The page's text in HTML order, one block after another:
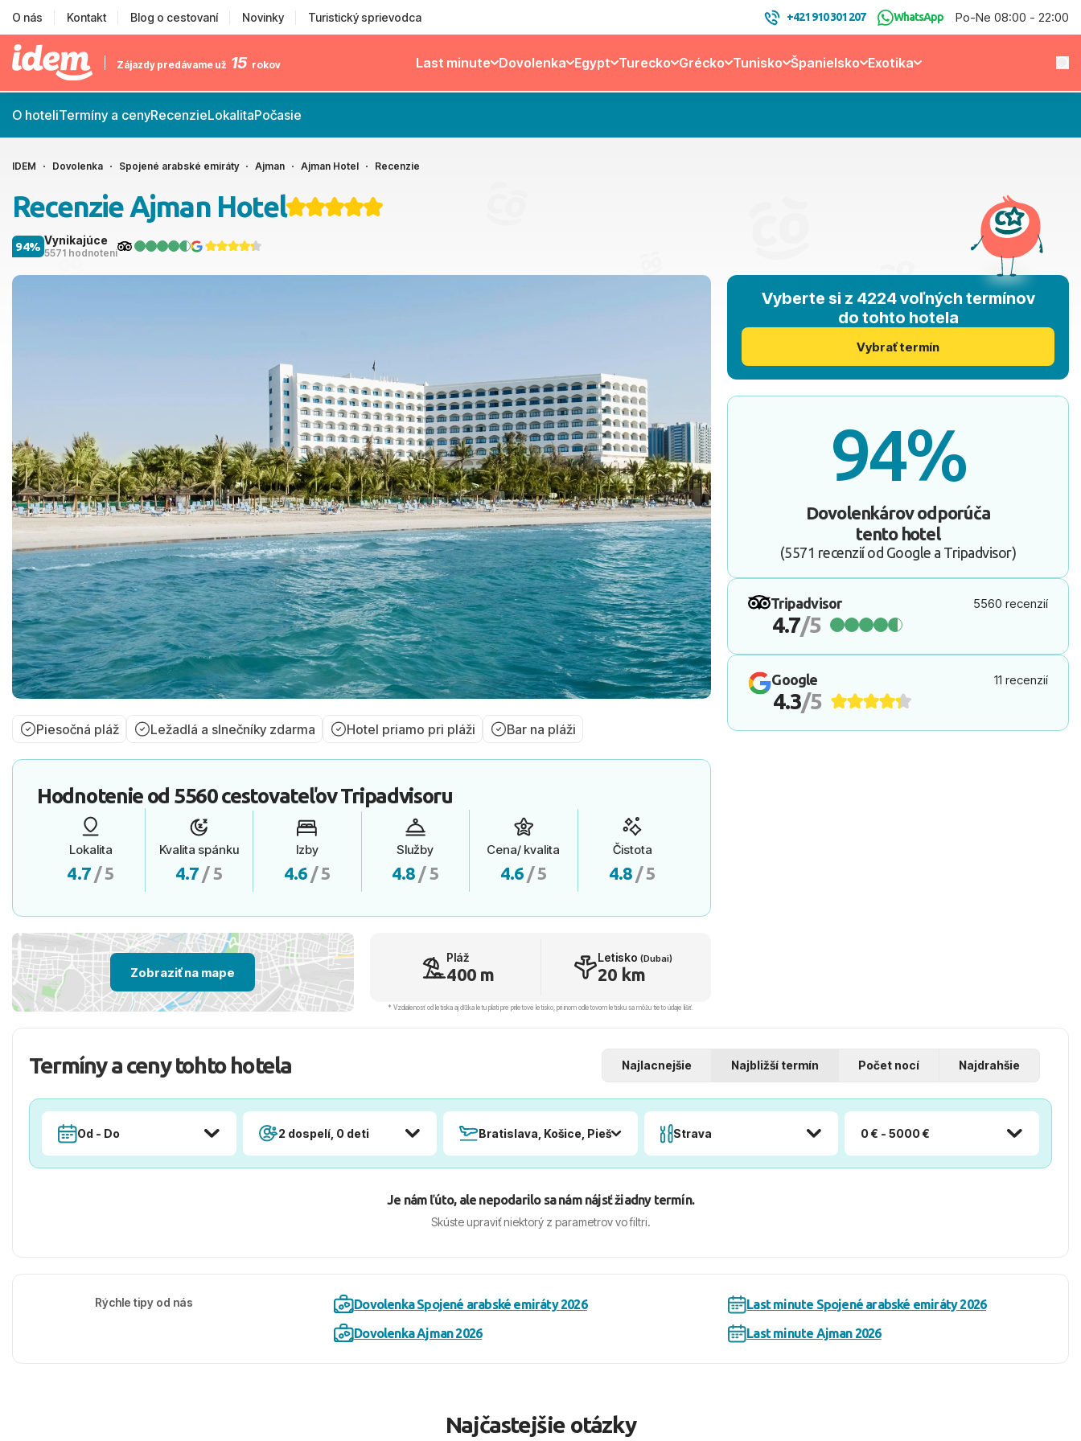
O nás Kontakt Blog o cestovaní Novinky Turistický sprievodca +421 910 301 207 WhatsApp Po-Ne 08:00 - 22:00
Zájazdy predávame už 15 rokov Last minute Dovolenka Egypt Turecko Grécko Tunisko Španielsko Exotika
O hoteliTermíny a cenyRecenzieLokalitaPočasie
IDEM Dovolenka Spojené arabské emiráty Ajman Ajman Hotel Recenzie
Recenzie Ajman Hotel
Vynikajúce
5571 hodnotení
94%
Piesočná pláž Ležadlá a slnečníky zdarma Hotel priamo pri pláži Bar na pláži
Vyberte si z 4224 voľných termínov
do tohto hotela
Vybrať termín
94%
Dovolenkárov odporúča
tento hotel
(5571 recenzií od Google a Tripadvisor)
Tripadvisor 5560 recenzií
4.7/5
Google 11 recenzií
4.3/5
Hodnotenie od 5560 cestovateľovTripadvisoru
Lokalita
4.7 / 5
Kvalita spánku
4.7 / 5
Izby
4.6 / 5
Služby
4.8 / 5
Cena/ kvalita
4.6 / 5
Čistota
4.8 / 5
Zobraziť na mape
Pláž
400 m
Letisko(Dubai)
20 km
* Vzdialenosť od letiska aj dľžka letu platí pre príletové letisko, pri inom odletovom letisku sa môžu tieto údaje líšiť.
Termíny a ceny tohto hotela Najlacnejšie Najbližší termín Počet nocí Najdrahšie
Od - Do 2 dospelí, 0 deti Bratislava, Košice, Piešťany, PopradStrava 0 € - 5000 €
Je nám ľúto, ale nepodarilo sa nám nájsť žiadny termín.
Skúste upraviť niektorý z parametrov vo filtri.
Rýchle tipy od nás Dovolenka Spojené arabské emiráty 2026
Last minute Spojené arabské emiráty 2026
Dovolenka Ajman 2026
Last minute Ajman 2026
Najčastejšie otázky